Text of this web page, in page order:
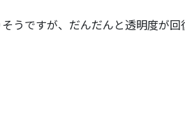
うですが、だんだんと透明度が回